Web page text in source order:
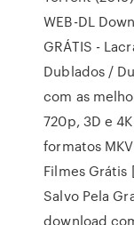
WEB-DL
GRÁTIS -
Dublados /
com as
720p, 3D e
formatos
Filmes Grátis
Salvo Pela
download